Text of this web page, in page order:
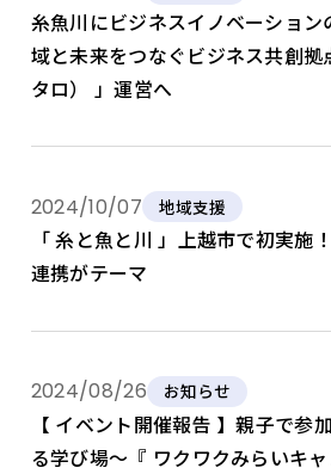
糸魚川にビジネスイノベーション
域と未来をつなぐビジネス共創
タロ） 」運営へ
2024/10/07 地域支援
「 糸と魚と川 」上越市で初実施
連携がテーマ
2024/08/26 お知らせ
【 イベント開催報告 】親子で参
る学び場～『 ワクワクみらいキャ